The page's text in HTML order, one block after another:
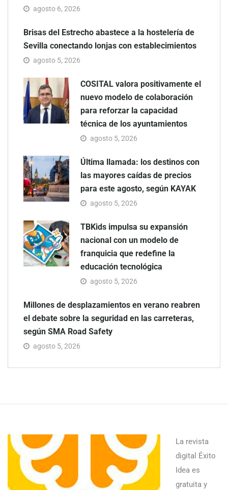
agosto 6, 2026
Brisas del Estrecho abastece a la hostelería de
Sevilla conectando lonjas con establecimientos
agosto 5, 2026
COSITAL valora positivamente el
nuevo modelo de colaboración
para reforzar la capacidad
técnica de los ayuntamientos
agosto 5, 2026
Última llamada: los destinos con
las mayores caídas de precios
para este agosto, según KAYAK
agosto 5, 2026
TBKids impulsa su expansión
nacional con un modelo de
franquicia que redefine la
educación tecnológica
agosto 5, 2026
Millones de desplazamientos en verano reabren
el debate sobre la seguridad en las carreteras,
según SMA Road Safety
agosto 5, 2026
La revista
digital Éxito
Idea es
gratuita y